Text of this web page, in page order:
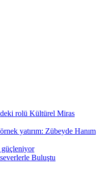
rolü Kültürel Miras
yatırım: Zübeyde Hanım
güçleniyor
Buluştu